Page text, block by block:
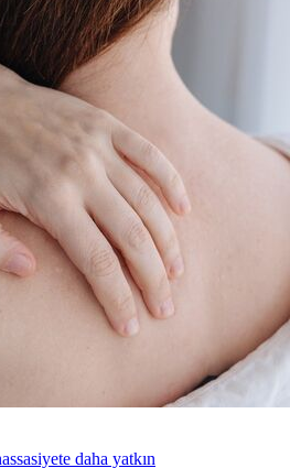
daha yatkın